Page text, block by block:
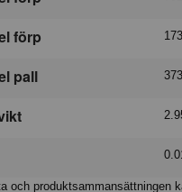
förp
pall
och produktsammansättningen